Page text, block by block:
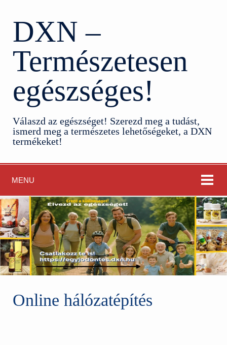
DXN –
Természetesen
egészséges!
Válaszd az egészséget! Szerezd meg a tudást,
ismerd meg a természetes lehetőségeket, a DXN
termékeket!
MENU
Online hálózatépítés